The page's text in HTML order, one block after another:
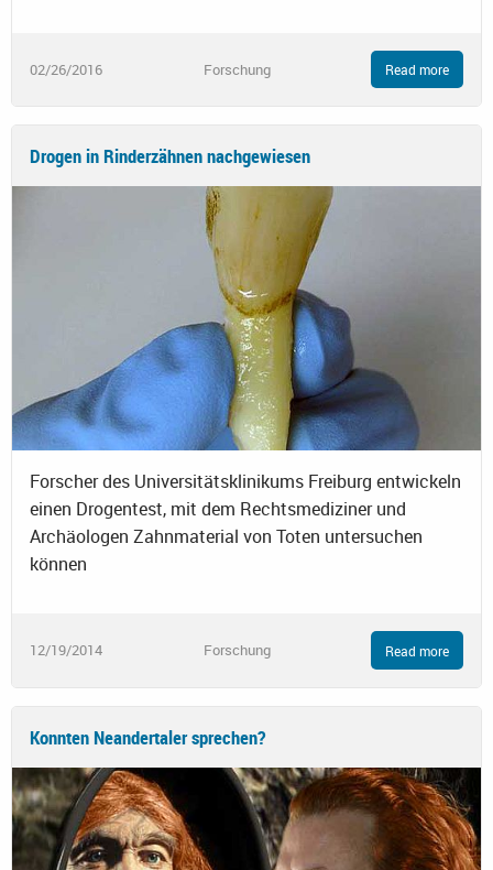
02/26/2016 Forschung Read more
Drogen in Rinderzähnen nachgewiesen
Forscher des Universitätsklinikums Freiburg entwickeln
einen Drogentest, mit dem Rechtsmediziner und
Archäologen Zahnmaterial von Toten untersuchen
können
12/19/2014 Forschung Read more
Konnten Neandertaler sprechen?